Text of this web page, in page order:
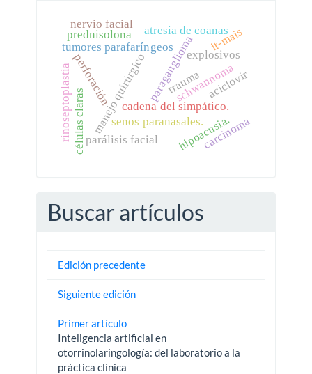
schwannoma
paraganglioma
tumores parafaríngeos
cadena del simpático.
atresia de coanas
manejo quirúrgico
senos paranasales.
perforación trauma
explosivos
hipoacusia.
parálisis facial
prednisolona
aciclovir
carcinoma
células claras
nervio facial
rinoseptoplastia
it-mais
Buscar artículos
Edición precedente
Siguiente edición
Primer artículo
Inteligencia artificial en
otorrinolaringología: del laboratorio a la
práctica clínica